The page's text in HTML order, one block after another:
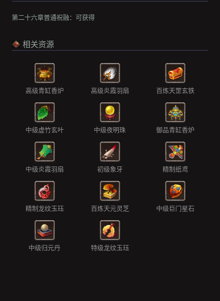
第二十六章普通祝融： 可获得
相关资源
高级青缸香炉 高级炎霞羽扇 百炼天罡玄铁
中级虚竹玄叶 中级夜明珠 御品青缸香炉
中级炎霞羽扇 初级象牙 精制纸鸢
精制龙纹玉珏 百炼天元灵芝 中级巨门星石
中级归元丹 特级龙纹玉珏